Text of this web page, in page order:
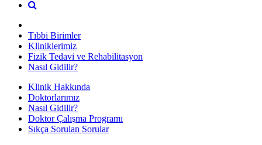
Tıbbi Birimler
Kliniklerimiz
Fizik Tedavi ve Rehabilitasyon
Nasıl Gidilir?
Klinik Hakkında
Doktorlarımız
Nasıl Gidilir?
Doktor Çalışma Programı
Sıkça Sorulan Sorular